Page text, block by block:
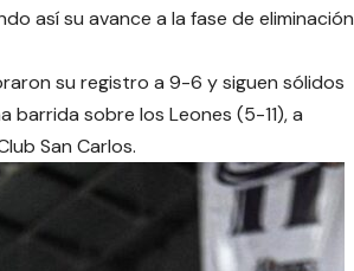
así su avance a la fase de eliminación
su registro a 9-6 y siguen sólidos
sobre los Leones (5-11), a
San Carlos.